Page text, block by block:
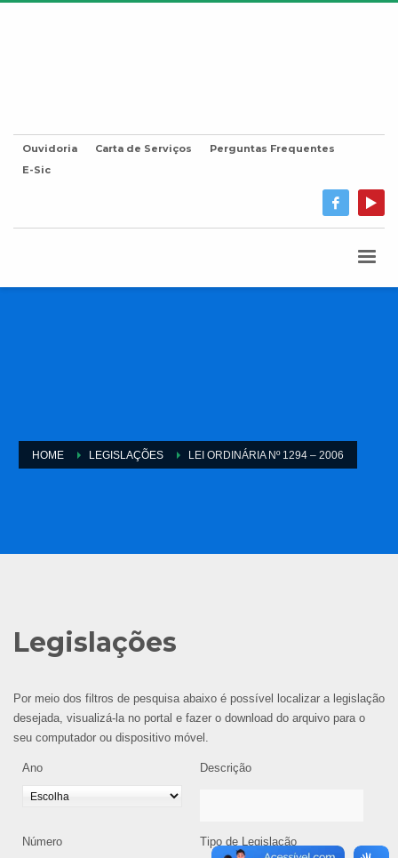
Ouvidoria Carta de Serviços
Perguntas Frequentes
E-Sic
HOME LEGISLAÇÕES LEI ORDINÁRIA Nº 1294 – 2006
Legislações
Por meio dos filtros de pesquisa abaixo é possível localizar a legislação
desejada, visualizá-la no portal e fazer o download do arquivo para o
seu computador ou dispositivo móvel.
Ano Descrição
Número Tipo de Legislação